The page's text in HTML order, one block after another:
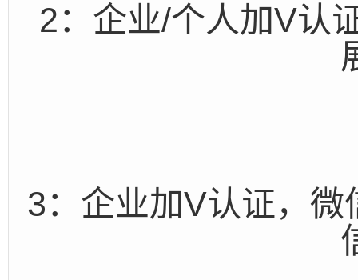
2：企业/个人加V认
3：企业加V认证，